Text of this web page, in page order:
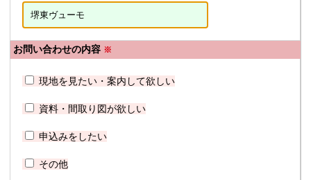
お問い合わせの内容 ※
現地を見たい・案内して欲しい
資料・間取り図が欲しい
申込みをしたい
その他